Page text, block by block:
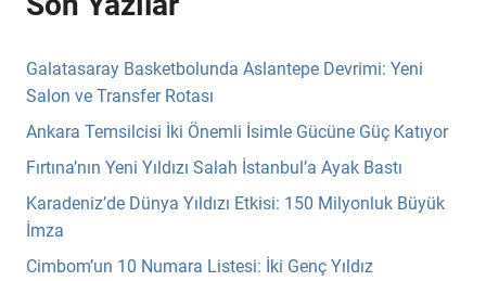
Galatasaray Basketbolunda Aslantepe Devrimi: Yeni
Salon ve Transfer Rotası
Ankara Temsilcisi İki Önemli İsimle Gücüne Güç Katıyor
Fırtına’nın Yeni Yıldızı Salah İstanbul’a Ayak Bastı
Karadeniz’de Dünya Yıldızı Etkisi: 150 Milyonluk Büyük
İmza
Cimbom’un 10 Numara Listesi: İki Genç Yıldız